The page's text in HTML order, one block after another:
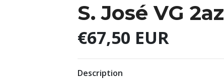
S. José VG 2az
€67,50 EUR
Description